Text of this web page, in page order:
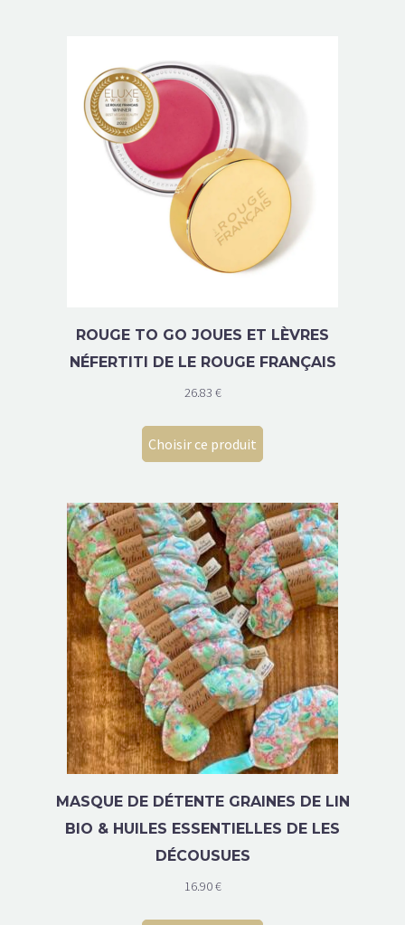
ROUGE TO GO JOUES ET LÈVRES
NÉFERTITI DE LE ROUGE FRANÇAIS
26.83 €
Choisir ce produit
MASQUE DE DÉTENTE GRAINES DE LIN
BIO & HUILES ESSENTIELLES DE LES
DÉCOUSUES
16.90€